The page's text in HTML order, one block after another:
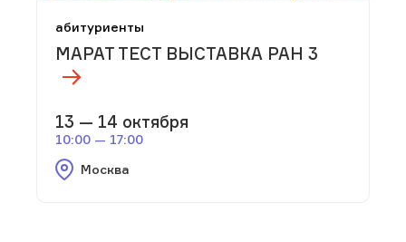
абитуриенты
МАРАТ ТЕСТ ВЫСТАВКА РАН 3
13 — 14 октября
10:00 — 17:00
Москва